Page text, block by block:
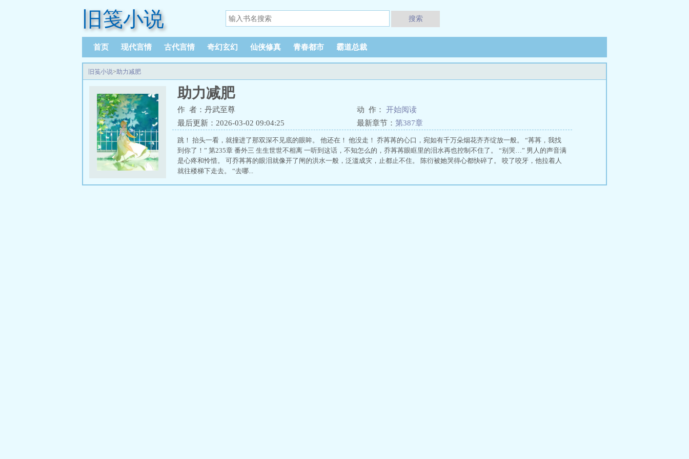
旧笺小说 搜索
首页 现代言情 古代言情 奇幻玄幻 仙侠修真 青春都市 霸道总裁
旧笺小说>助力减肥
助力减肥
作 者：丹武至尊 动 作： 开始阅读
最后更新：2026-03-02 09:04:25
最新章节： 第387章
跳！ 抬头一看，就撞进了那双深不见底的眼眸。 他还在！ 他没走！ 乔苒苒的心口，宛如有千万朵烟花齐齐绽放一般。 “苒苒，我找
到你了！” 第235章 番外三 生生世世不相离 一听到这话，不知怎么的，乔苒苒眼眶里的泪水再也控制不住了。 “别哭…” 男人的声音满
是心疼和怜惜。 可乔苒苒的眼泪就像开了闸的洪水一般，泛滥成灾，止都止不住。 陈衍被她哭得心都快碎了。 咬了咬牙，他拉着人
就往楼梯下走去。 “去哪...